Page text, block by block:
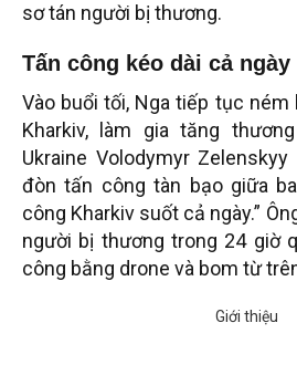
sơ tán người bị thương.
Tấn công kéo dài cả ngày
Vào buổi tối, Nga tiếp tục
Kharkiv, làm gia tăng
Ukraine Volodymyr
đòn tấn công tàn bạo giữa
công Kharkiv suốt cả ngày.”
người bị thương trong 24 giờ
công bằng drone và bom từ